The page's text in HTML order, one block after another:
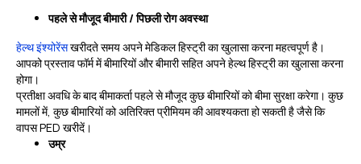
पहले से मौजूद बीमारी / पिछली रोग अवस्था
हेल्थ इंश्योरेंसखरीदते समय अपने मेडिकल हिस्ट्री का खुलासा करना महत्वपूर्ण है।
आपको प्रस्ताव फॉर्म में बीमारियों और बीमारी सहित अपने हेल्थ हिस्ट्री का खुलासा करना
होगा।
प्रतीक्षा अवधि के बाद बीमाकर्ता पहले से मौजूद कुछ बीमारियों को बीमा सुरक्षा करेगा। कुछ
मामलों में, कुछ बीमारियों को अतिरिक्त प्रीमियम की आवश्यकता हो सकती है जैसे कि
वापस PED खरीदें।
उम्र